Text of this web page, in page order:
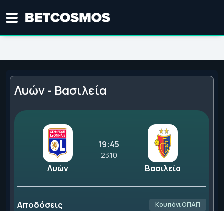
Λυών - Βασιλεία
Λυών
19:45
23.10
Βασιλεία
Αποδόσεις Κουπόνι ΟΠΑΠ